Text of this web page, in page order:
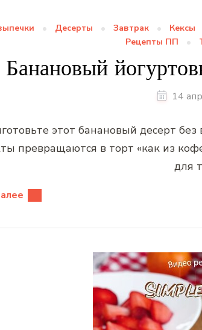
Десерты Завтрак Кексы
Рецепты ПП
Банановый
14
этот банановый десерт
превращаются в торт «как из
для